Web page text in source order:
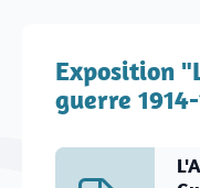
Exposition
guerre
Affaires de